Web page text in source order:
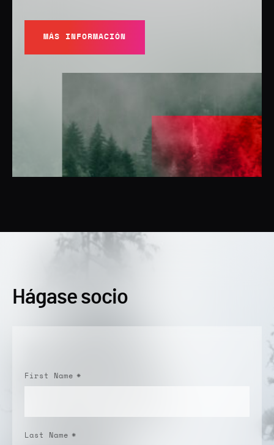
MÁS INFORMACIÓN
Hágase socio
*
First Name
*
Last Name